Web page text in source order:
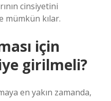
cinsiyetini
mümkün kılar.
için
girilmeli?
en yakın zamanda,